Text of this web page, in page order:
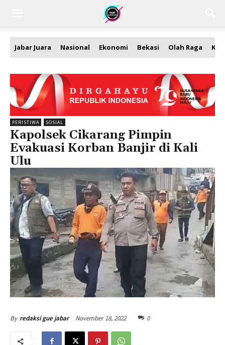
Jabar Juara Nasional Ekonomi Bekasi Olah Raga
PERISTIWA SOSIAL
Kapolsek Cikarang Pimpin
Evakuasi Korban Banjir di Kali
Ulu
By redaksi gue jabar November 18, 2022 0